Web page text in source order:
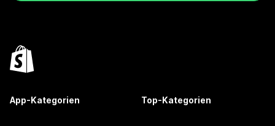
App-Kategorien Top-Kategorien